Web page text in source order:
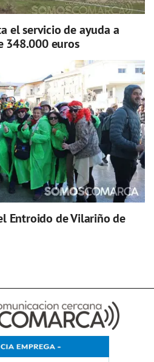
el servicio de ayuda a
348.000 euros
Entroido de Vilariño de